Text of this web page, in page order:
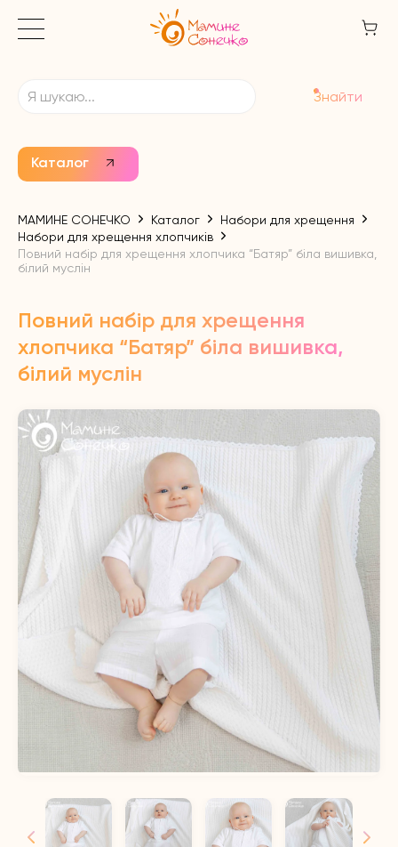
Каталог
Знайти
МАМИНЕ СОНЕЧКО Каталог
Набори для хрещення
Набори для хрещення хлопчиків
Повний набір для хрещення хлопчика “Батяр” біла вишивка,
білий муслін
Повний набір для хрещення
хлопчика “Батяр” біла вишивка,
білий муслін